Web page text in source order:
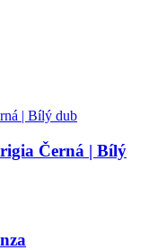
Černá | Bílý